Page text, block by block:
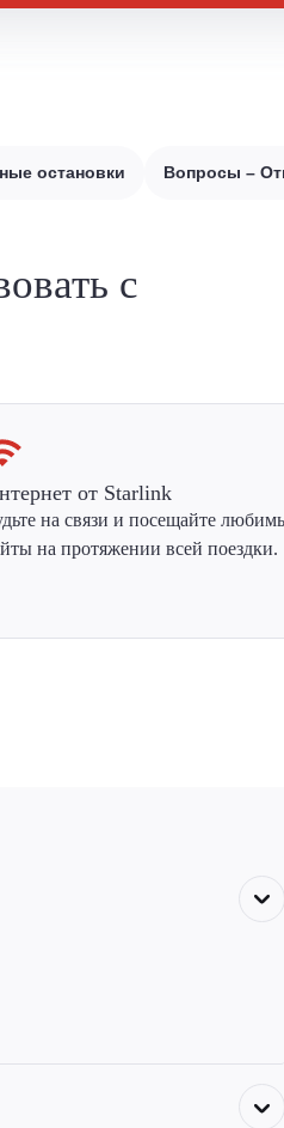
остановки Вопросы –
с
от Starlink
на связи и посещайте
на протяжении всей поездки.